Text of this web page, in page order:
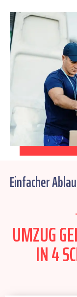
Einfacher
UMZUG
IN 4